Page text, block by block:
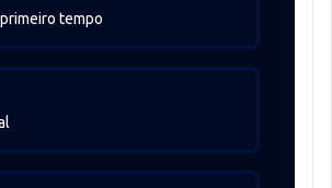
tempo